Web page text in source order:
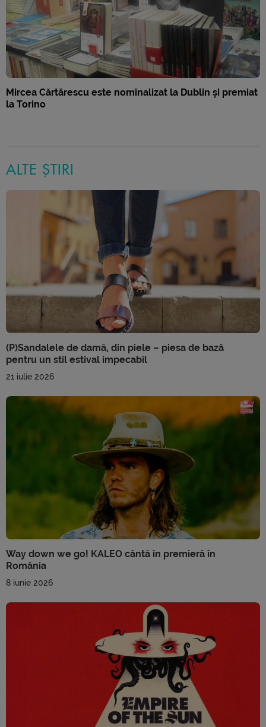
Mircea Cărtărescu este nominalizat la Dublin și premiat
la Torino
ALTE ȘTIRI
(P)Sandalele de damă, din piele – piesa de bază
pentru un stil estival impecabil
21 iulie 2026
Way down we go! KALEO cântă în premieră în
România
8 iunie 2026